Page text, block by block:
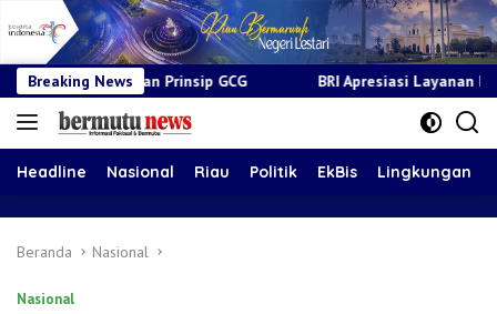
Breaking News
GCG BRI Apresiasi Layanan Kepada Pensiunan Jadi
Headline Nasional Riau Politik EkBis Lingkungan
Beranda Nasional
Nasional